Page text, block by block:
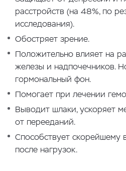
расстройств (на 48%, по
исследования).
Обостряет зрение.
Положительно влияет на
железы и надпочечников.
гормональный фон.
Помогает при лечении
Выводит шлаки, ускоряет
от перееданий.
Способствует
после нагрузок.